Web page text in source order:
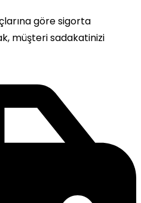
göre sigorta
müşteri sadakatinizi